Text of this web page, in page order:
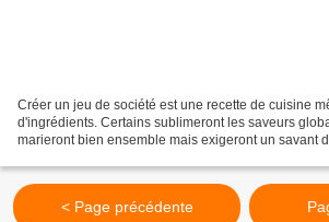
Créer un jeu de société est une recette de cuisine
d'ingrédients. Certains sublimeront les saveurs
marieront bien ensemble mais exigeront un savant
< Page précédente